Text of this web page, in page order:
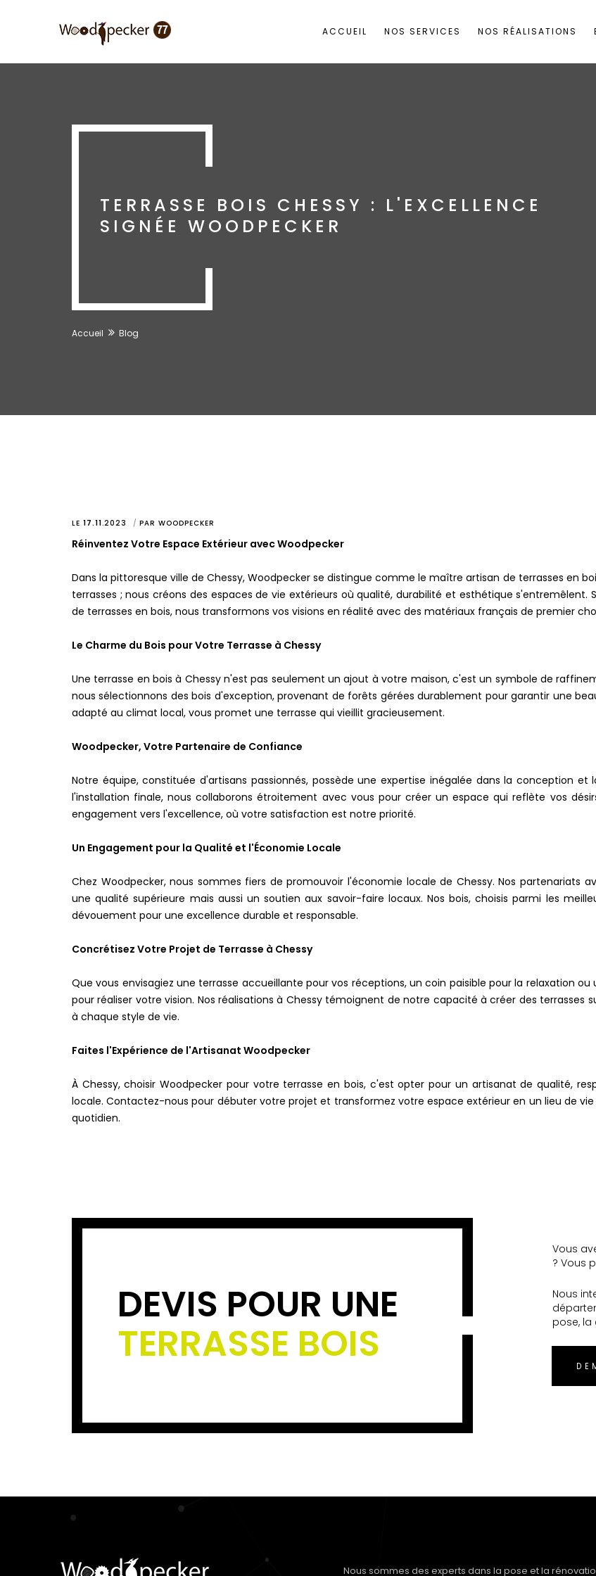
ACCUEIL NOS SERVICES NOS RÉALISATIONS
TERRASSE BOIS CHESSY : L'EXCELLENCE
SIGNÉE WOODPECKER
Accueil Blog
LE 17.11.2023 PAR WOODPECKER
Réinventez Votre Espace Extérieur avec Woodpecker
Dans la pittoresque ville de Chessy, Woodpecker se distingue comme le maître artisan de terrasses en
terrasses ; nous créons des espaces de vie extérieurs où qualité, durabilité et esthétique
de terrasses en bois, nous transformons vos visions en réalité avec des matériaux français de premier
Le Charme du Bois pour Votre Terrasse à Chessy
Une terrasse en bois à Chessy n'est pas seulement un ajout à votre maison, c'est un symbole de
nous sélectionnons des bois d'exception, provenant de forêts gérées durablement pour garantir une
adapté au climat local, vous promet une terrasse qui vieillit gracieusement.
Woodpecker, Votre Partenaire de Confiance
Notre équipe, constituée d'artisans passionnés, possède une expertise inégalée dans la conception
l'installation finale, nous collaborons étroitement avec vous pour créer un espace qui reflète vos
engagement vers l'excellence, où votre satisfaction est notre priorité.
Un Engagement pour la Qualité et l'Économie Locale
Chez Woodpecker, nous sommes fiers de promouvoir l'économie locale de Chessy. Nos partenariats
une qualité supérieure mais aussi un soutien aux savoir-faire locaux. Nos bois, choisis parmi les
dévouement pour une excellence durable et responsable.
Concrétisez Votre Projet de Terrasse à Chessy
Que vous envisagiez une terrasse accueillante pour vos réceptions, un coin paisible pour la relaxation
pour réaliser votre vision. Nos réalisations à Chessy témoignent de notre capacité à créer des
à chaque style de vie.
Faites l'Expérience de l'Artisanat Woodpecker
À Chessy, choisir Woodpecker pour votre terrasse en bois, c'est opter pour un artisanat de qualité,
locale. Contactez-nous pour débuter votre projet et transformez votre espace extérieur en un lieu de
quotidien.
DEVIS POUR UNE
TERRASSE BOIS
Vous
? Vous
Nous
pose,
Nous sommes des experts dans la pose et la